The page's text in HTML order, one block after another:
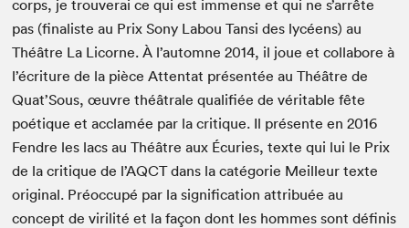
corps, je trouverai ce qui est immense et qui ne s’arrête
pas (finaliste au Prix Sony Labou Tansi des lycéens) au
Théâtre La Licorne. À l’automne 2014, il joue et collabore à
l’écriture de la pièce Attentat présentée au Théâtre de
Quat’Sous, œuvre théâtrale qualifiée de véritable fête
poétique et acclamée par la critique. Il présente en 2016
Fendre les lacs au Théâtre aux Écuries, texte qui lui le Prix
de la critique de l’AQCT dans la catégorie Meilleur texte
original. Préoccupé par la signification attribuée au
concept de virilité et la façon dont les hommes sont définis